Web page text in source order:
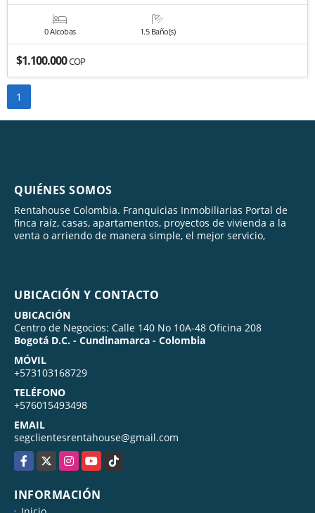
0 Alcobas 1.5 Baño(s)
$1.100.000COP
1
QUIÉNES SOMOS
Rentahouse Colombia. Franquicias Inmobiliarias Portal de
finca raíz, casas, apartamentos, proyectos de vivienda a la
venta o arriendo de manera simple, el mejor servicio,
UBICACIÓN Y CONTACTO
UBICACIÓN
Centro de Negocios: Calle 140 No 10A-48 Oficina 208
Bogotá D.C. - Cundinamarca - Colombia
MÓVIL
+573103168729
TELÉFONO
+576015493498
EMAIL
segclientesrentahouse@gmail.com
Facebook
X InstagramYouTubeTikTok
INFORMACIÓN